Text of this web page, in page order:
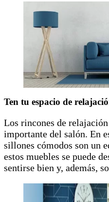
Ten tu espacio de
Los rincones de
importante del salón. En
sillones cómodos son un
estos muebles se puede
sentirse bien y, además,